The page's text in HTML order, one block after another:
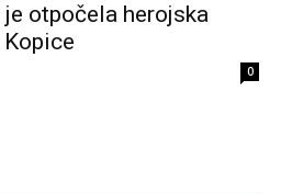
otpočela herojska
0